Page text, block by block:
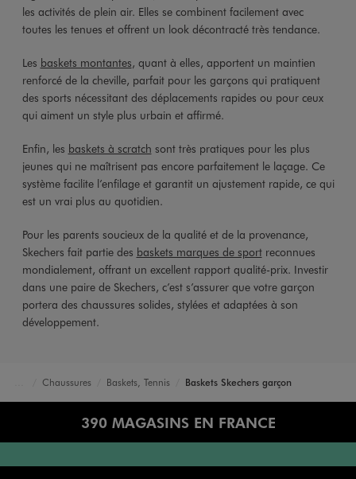
les activités de plein air. Elles se combinent facilement avec
toutes les tenues et offrent un look décontracté très tendance.
Les baskets montantes, quant à elles, apportent un maintien
renforcé de la cheville, parfait pour les garçons qui pratiquent
des sports nécessitant des déplacements rapides ou pour ceux
qui aiment un style plus urbain et affirmé.
Enfin, les baskets à scratch sont très pratiques pour les plus
jeunes qui ne maîtrisent pas encore parfaitement le laçage. Ce
système facilite l’enfilage et garantit un ajustement rapide, ce qui
est un vrai plus au quotidien.
Pour les parents soucieux de la qualité et de la provenance,
Skechers fait partie des baskets marques de sportreconnues
mondialement, offrant un excellent rapport qualité-prix. Investir
dans une paire de Skechers, c’est s’assurer que votre garçon
portera des chaussures solides, stylées et adaptées à son
développement.
AccueilChaussures Baskets, Tennis Baskets Skechers garçon
390 MAGASINS EN FRANCE